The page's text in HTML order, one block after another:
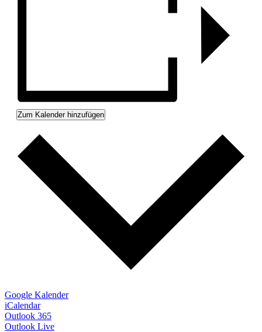
Zum Kalender hinzufügen
Google Kalender
iCalendar
Outlook 365
Outlook Live